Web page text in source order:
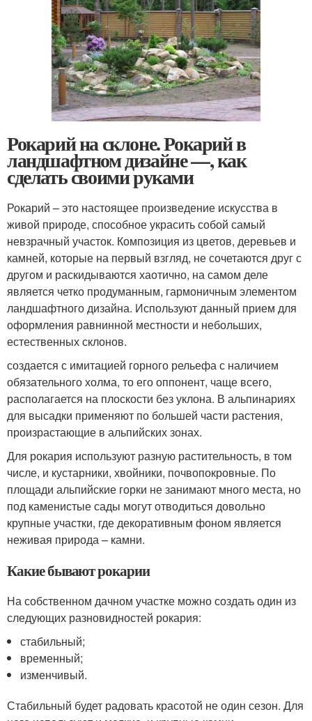
Рокарий на склоне. Рокарий в
ландшафтном дизайне —, как
сделать своими руками
Рокарий – это настоящее произведение искусства в
живой природе, способное украсить собой самый
невзрачный участок. Композиция из цветов, деревьев и
камней, которые на первый взгляд, не сочетаются друг с
другом и раскидываются хаотично, на самом деле
является четко продуманным, гармоничным элементом
ландшафтного дизайна. Используют данный прием для
оформления равнинной местности и небольших,
естественных склонов.
создается с имитацией горного рельефа с наличием
обязательного холма, то его оппонент, чаще всего,
располагается на плоскости без уклона. В альпинариях
для высадки применяют по большей части растения,
произрастающие в альпийских зонах.
Для рокария используют разную растительность, в том
числе, и кустарники, хвойники, почвопокровные. По
площади альпийские горки не занимают много места, но
под каменистые сады могут отводиться довольно
крупные участки, где декоративным фоном является
неживая природа – камни.
Какие бывают рокарии
На собственном дачном участке можно создать один из
следующих разновидностей рокария:
стабильный;
временный;
изменчивый.
Стабильный будет радовать красотой не один сезон. Для